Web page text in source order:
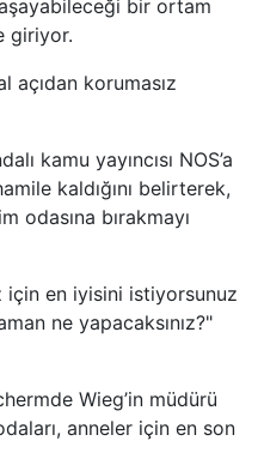
bir ortam
giriyor.
açıdan korumasız
kamu yayıncısı NOS’a
kaldığını belirterek,
odasına bırakmayı
için en iyisini istiyorsunuz
ne yapacaksınız?"
Wieg’in müdürü
anneler için en son